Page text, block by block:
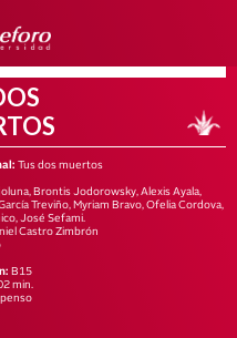
Tus dos muertos
Brontis Jodorowsky, Alexis Ayala,
Treviño, Myriam Bravo, Ofelia Cordova,
José Sefami.
Castro Zimbrón
B15
min.